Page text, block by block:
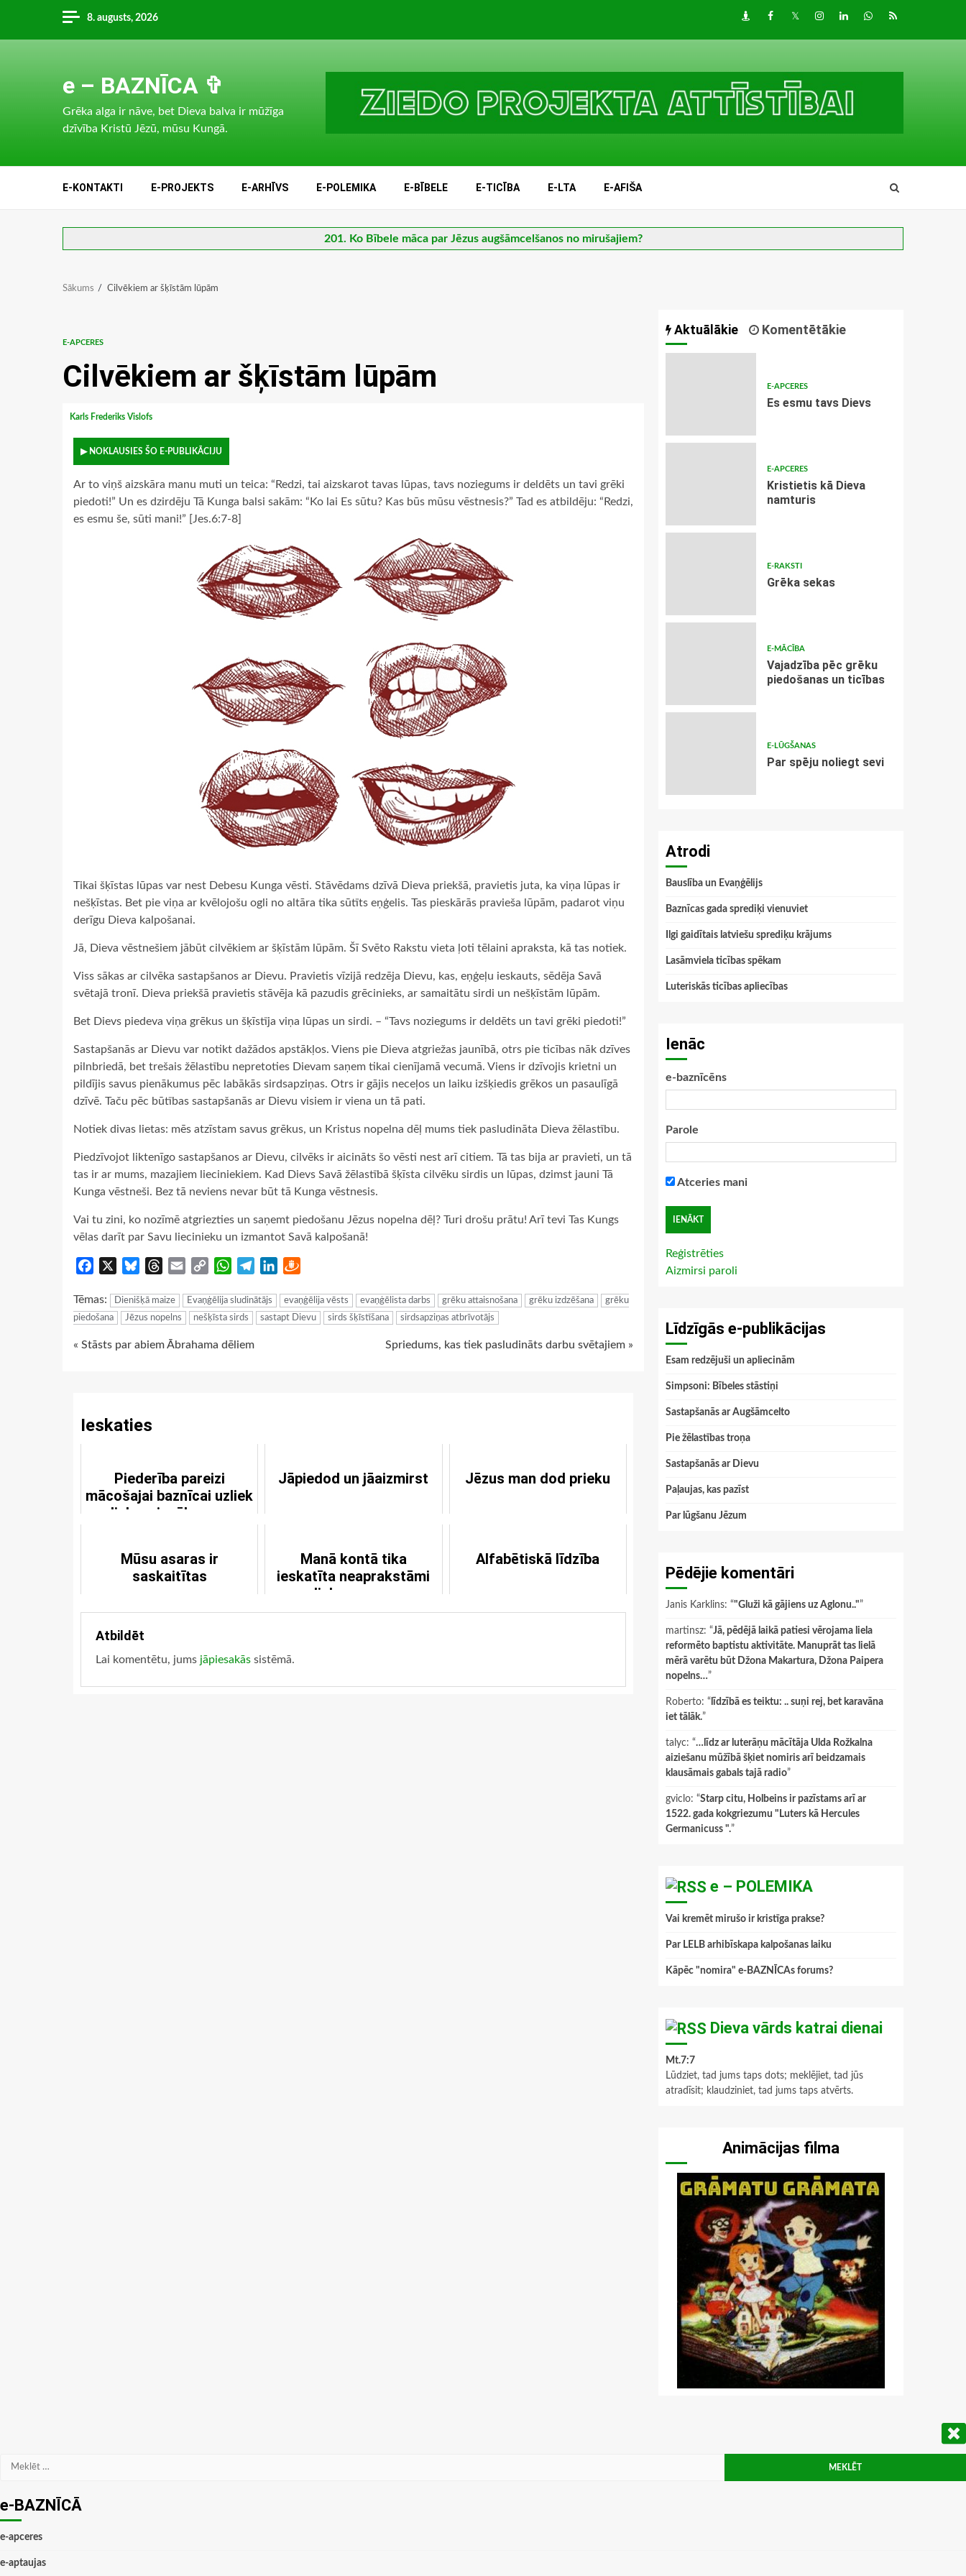
content
8. augusts, 2026 DraugiemFacebook
TwitterInstagram
LinkedInwhatsapp
RSS
e – BAZNĪCA ✞
Grēka alga ir nāve, bet Dieva balva ir mūžīga
dzīvība Kristū Jēzū, mūsu Kungā.
E-KONTAKTI E-PROJEKTS E-ARHĪVS E-POLEMIKA E-BĪBELE E-TICĪBA E-LTA E-AFIŠA
201. Ko Bībele māca par Jēzus augšāmcelšanos no mirušajiem?
Sākums Cilvēkiem ar šķīstām lūpām
E-APCERES
Cilvēkiem ar šķīstām lūpām
Karls Frederiks Vislofs
▶ NOKLAUSIES ŠO E-PUBLIKĀCIJU
Ar to viņš aizskāra manu muti un teica: “Redzi, tai aizskarot tavas lūpas, tavs noziegums ir deldēts un tavi grēki
piedoti!” Un es dzirdēju Tā Kunga balsi sakām: “Ko lai Es sūtu? Kas būs mūsu vēstnesis?” Tad es atbildēju: “Redzi,
es esmu še, sūti mani!” [Jes.6:7-8]
Tikai šķīstas lūpas var nest Debesu Kunga vēsti. Stāvēdams dzīvā Dieva priekšā, pravietis juta, ka viņa lūpas ir
nešķīstas. Bet pie viņa ar kvēlojošu ogli no altāra tika sūtīts eņģelis. Tas pieskārās pravieša lūpām, padarot viņu
derīgu Dieva kalpošanai.
Jā, Dieva vēstnešiem jābūt cilvēkiem ar šķīstām lūpām. Šī Svēto Rakstu vieta ļoti tēlaini apraksta, kā tas notiek.
Viss sākas ar cilvēka sastapšanos ar Dievu. Pravietis vīzijā redzēja Dievu, kas, eņģeļu ieskauts, sēdēja Savā
svētajā tronī. Dieva priekšā pravietis stāvēja kā pazudis grēcinieks, ar samaitātu sirdi un nešķīstām lūpām.
Bet Dievs piedeva viņa grēkus un šķīstīja viņa lūpas un sirdi. – “Tavs noziegums ir deldēts un tavi grēki piedoti!”
Sastapšanās ar Dievu var notikt dažādos apstākļos. Viens pie Dieva atgriežas jaunībā, otrs pie ticības nāk dzīves
pilnbriedā, bet trešais žēlastību nepretoties Dievam saņem tikai cienījamā vecumā. Viens ir dzīvojis krietni un
pildījis savus pienākumus pēc labākās sirdsapziņas. Otrs ir gājis neceļos un laiku izšķiedis grēkos un pasaulīgā
dzīvē. Taču pēc būtības sastapšanās ar Dievu visiem ir viena un tā pati.
Notiek divas lietas: mēs atzīstam savus grēkus, un Kristus nopelna dēļ mums tiek pasludināta Dieva žēlastību.
Piedzīvojot liktenīgo sastapšanos ar Dievu, cilvēks ir aicināts šo vēsti nest arī citiem. Tā tas bija ar pravieti, un tā
tas ir ar mums, mazajiem lieciniekiem. Kad Dievs Savā žēlastībā šķīsta cilvēku sirdis un lūpas, dzimst jauni Tā
Kunga vēstneši. Bez tā neviens nevar būt tā Kunga vēstnesis.
Vai tu zini, ko nozīmē atgriezties un saņemt piedošanu Jēzus nopelna dēļ? Turi drošu prātu! Arī tevi Tas Kungs
vēlas darīt par Savu liecinieku un izmantot Savā kalpošanā!
Facebook BlueskyThreads
Email
Copy
WhatsApp
TelegramLinkedIn
Tēmas: Dienišķā maize Evaņģēlija sludinātājs evaņģēlija vēsts evaņģēlista darbs grēku attaisnošana grēku izdzēšana
grēku
piedošana
Jēzus nopelns nešķīsta sirds sastapt Dievu sirds šķīstīšana sirdsapziņas atbrīvotājs
Continue
« Stāsts par abiem Ābrahama dēliem Spriedums, kas tiek pasludināts darbu svētajiem »
Ieskaties
Piederība pareizi
mācošajai baznīcai uzliek
lielus pienākumus
Jāpiedod un jāaizmirst Jēzus man dod prieku
Mūsu asaras ir
saskaitītas
Manā kontā tika
ieskatīta neaprakstāmi
liela summa
Alfabētiskā līdzība
Atbildēt
Lai komentētu, jums jāpiesakās sistēmā.
Aktuālākie Komentētākie
E-APCERES
Es esmu tavs Dievs
E-APCERES
Kristietis kā Dieva
namturis
E-RAKSTI
Grēka sekas
E-MĀCĪBA
Vajadzība pēc grēku
piedošanas un ticības
E-LŪGŠANAS
Par spēju noliegt sevi
Atrodi
Bauslība un Evaņģēlijs
Baznīcas gada sprediķi vienuviet
Ilgi gaidītais latviešu sprediķu krājums
Lasāmviela ticības spēkam
Luteriskās ticības apliecības
Ienāc
e-baznīcēns
Parole
Atceries mani
Reģistrēties
Aizmirsi paroli
Līdzīgās e-publikācijas
Esam redzējuši un apliecinām
Simpsoni: Bībeles stāstiņi
Sastapšanās ar Augšāmcelto
Pie žēlastības troņa
Sastapšanās ar Dievu
Paļaujas, kas pazīst
Par lūgšanu Jēzum
Pēdējie komentāri
Janis Karklins: “"Gluži kā gājiens uz Aglonu.."”
martinsz: “Jā, pēdējā laikā patiesi vērojama liela
reformēto baptistu aktivitāte. Manuprāt tas lielā
mērā varētu būt Džona Makartura, Džona Paipera
nopelns…”
Roberto: “ līdzībā es teiktu: .. suņi rej, bet karavāna
iet tālāk.”
talyc: “…līdz ar luterāņu mācītāja Ulda Rožkalna
aiziešanu mūžībā šķiet nomiris arī beidzamais
klausāmais gabals tajā radio”
gviclo: “Starp citu, Holbeins ir pazīstams arī ar
1522. gada kokgriezumu "Luters kā Hercules
Germanicuss ".”
e – POLEMIKA
Vai kremēt mirušo ir kristīga prakse?
Par LELB arhibīskapa kalpošanas laiku
Kāpēc "nomira" e-BAZNĪCAs forums?
Dieva vārds katrai dienai
Mt.7:7
Lūdziet, tad jums taps dots; meklējiet, tad jūs
atradīsit; klaudziniet, tad jums taps atvērts.
Animācijas filma
Meklēt:
e-BAZNĪCĀ
e-apceres
e-aptaujas